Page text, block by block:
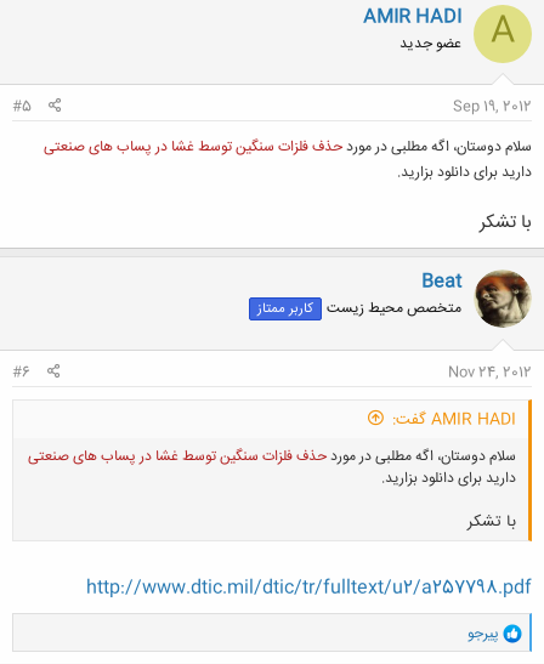
A
AMIR HADI
عضو جدید
Sep 19, 2012
#5
سلام دوستان، اگه مطلبی در موردحذف فلزات سنگین توسط غشا در پساب های صنعتی
دارید برای دانلود بزارید.
با تشکر
Beat
متخصص محیط زیست کاربر ممتاز
Nov 24, 2012
#6
AMIR HADI گفت:
سلام دوستان، اگه مطلبی در موردحذف فلزات سنگین توسط غشا در پساب های صنعتی
دارید برای دانلود بزارید.
با تشکر
کلیک کنید تا باز شود...
http://www.dtic.mil/dtic/tr/fulltext/u2/a257798.pdf
و
ا
پیرجو